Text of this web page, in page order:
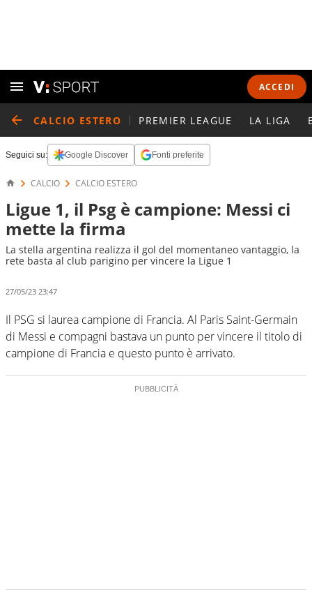
ACCEDI
CALCIO ESTERO PREMIER LEAGUE LA LIGA
Seguici su: Google Discover Fonti preferite
CALCIO CALCIO ESTERO
Ligue 1, il Psg è campione: Messi ci
mette la firma
La stella argentina realizza il gol del momentaneo vantaggio, la
rete basta al club parigino per vincere la Ligue 1
27/05/23 23:47
Il PSG si laurea campione di Francia. Al Paris Saint-Germain
di Messi e compagni bastava un punto per vincere il titolo di
campione di Francia e questo punto è arrivato.